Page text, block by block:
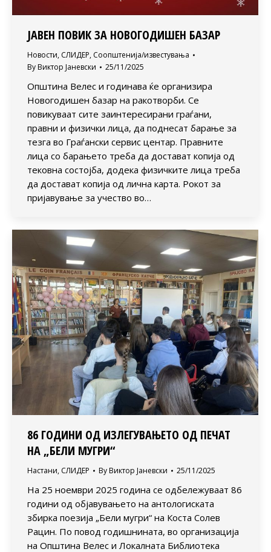
ЈАВЕН ПОВИК ЗА НОВОГОДИШЕН БАЗАР
Новости, СЛИДЕР, Соопштенија/известувања
By Виктор Јаневски 25/11/2025
Општина Велес и годинава ќе организира
Новогодишен базар на ракотворби. Се
повикуваат сите заинтересирани граѓани,
правни и физички лица, да поднесат барање за
тезга во Граѓански сервис центар. Правните
лица со барањето треба да достават копија од
тековна состојба, додека физичките лица треба
да достават копија од лична карта. Рокот за
пријавување за учество во…
86 ГОДИНИ ОД ИЗЛЕГУВАЊЕТО ОД ПЕЧАТ
НА „БЕЛИ МУГРИ“
Настани, СЛИДЕР By Виктор Јаневски 25/11/2025
На 25 ноември 2025 година се одбележуваат 86
години од објавувањето на антологиската
збирка поезија „Бели мугри“ на Коста Солев
Рацин. По повод годишнината, во организација
на Општина Велес и Локалната Библиотека